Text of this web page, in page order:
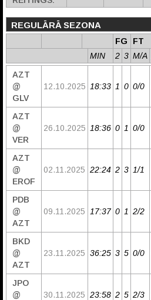
REGULĀRĀ SEZONA
FG
FT
MIN
2 3 M/A
AZT
@
GLV
12.10.2025 18:33 1 0 0/0
AZT
@
VER
26.10.2025 18:36 0 1 0/0
AZT
@
EROF
02.11.2025 22:24 2 3 1/1
PDB
@
AZT
09.11.2025 17:37 0 1 2/2
BKD
@
AZT
23.11.2025 36:25 3 5 0/0
JPO
@
30.11.2025 23:58 2 5 2/3